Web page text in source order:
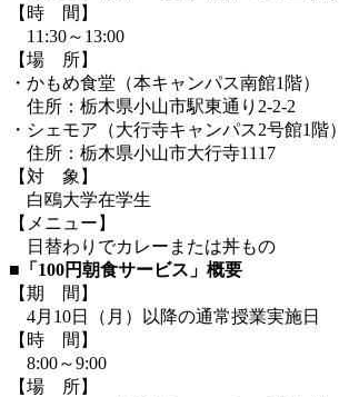
【時 間】
11:30～13:00
【場 所】
・かもめ食堂（本キャンパス南館1階）
住所：栃木県小山市駅東通り2-2-2
・シェモア（大行寺キャンパス2号館1階）
住所：栃木県小山市大行寺1117
【対 象】
白鴎大学在学生
【メニュー】
日替わりでカレーまたは丼もの
■「100円朝食サービス」概要
【期 間】
4月10日（月）以降の通常授業実施日
【時 間】
8:00～9:00
【場 所】